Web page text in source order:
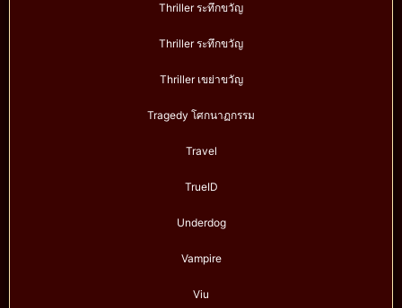
Thriller ระทึกขวัญ
Thriller ระทึกขวัญ
Thriller เขย่าขวัญ
Tragedy โศกนาฏกรรม
Travel
TrueID
Underdog
Vampire
Viu